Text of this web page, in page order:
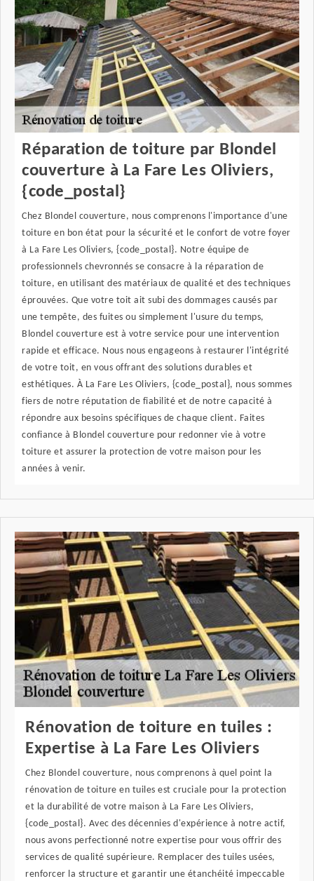
Réparation de toiture par Blondel
couverture à La Fare Les Oliviers,
{code_postal}
Chez Blondel couverture, nous comprenons l'importance d'une
toiture en bon état pour la sécurité et le confort de votre foyer
à La Fare Les Oliviers, {code_postal}. Notre équipe de
professionnels chevronnés se consacre à la réparation de
toiture, en utilisant des matériaux de qualité et des techniques
éprouvées. Que votre toit ait subi des dommages causés par
une tempête, des fuites ou simplement l'usure du temps,
Blondel couverture est à votre service pour une intervention
rapide et efficace. Nous nous engageons à restaurer l'intégrité
de votre toit, en vous offrant des solutions durables et
esthétiques. À La Fare Les Oliviers, {code_postal}, nous sommes
fiers de notre réputation de fiabilité et de notre capacité à
répondre aux besoins spécifiques de chaque client. Faites
confiance à Blondel couverture pour redonner vie à votre
toiture et assurer la protection de votre maison pour les
années à venir.
Rénovation de toiture en tuiles :
Expertise à La Fare Les Oliviers
Chez Blondel couverture, nous comprenons à quel point la
rénovation de toiture en tuiles est cruciale pour la protection
et la durabilité de votre maison à La Fare Les Oliviers,
{code_postal}. Avec des décennies d'expérience à notre actif,
nous avons perfectionné notre expertise pour vous offrir des
services de qualité supérieure. Remplacer des tuiles usées,
renforcer la structure et garantir une étanchéité impeccable